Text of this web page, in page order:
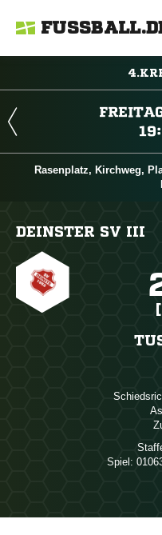
Rasenplatz, Kirchweg,
DEINSTER SV III
Spiel: